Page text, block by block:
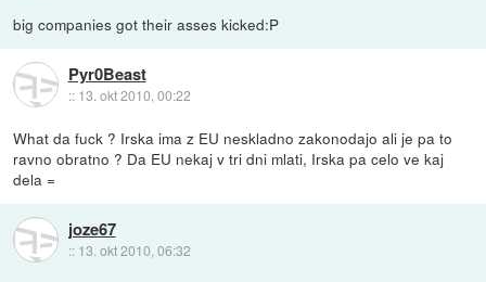
big companies got their asses kicked:P
Pyr0Beast
:: 13. okt 2010, 00:22
What da fuck ? Irska ima z EU neskladno zakonodajo ali je pa to
ravno obratno ? Da EU nekaj v tri dni mlati, Irska pa celo ve kaj
dela =
joze67
:: 13. okt 2010, 06:32